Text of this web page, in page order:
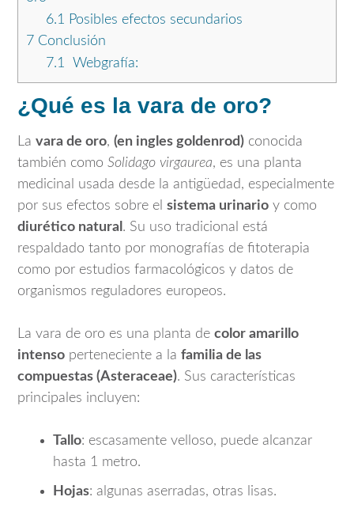
6.1 Posibles efectos secundarios
7 Conclusión
7.1 Webgrafía:
¿Qué es la vara de oro?
La vara de oro, (en ingles goldenrod) conocida
también como Solidago virgaurea, es una planta
medicinal usada desde la antigüedad, especialmente
por sus efectos sobre el sistema urinario y como
diurético natural . Su uso tradicional está
respaldado tanto por monografías de fitoterapia
como por estudios farmacológicos y datos de
organismos reguladores europeos.
La vara de oro es una planta de color amarillo
intenso perteneciente a la familia de las
compuestas (Asteraceae). Sus características
principales incluyen:
Tallo: escasamente velloso, puede alcanzar
hasta 1 metro.
Hojas: algunas aserradas, otras lisas.